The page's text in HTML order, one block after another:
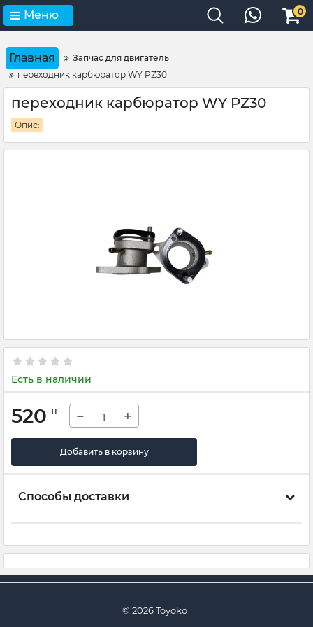
Меню 0
Главная
Запчас для двигатель
переходник карбюратор WY PZ30
переходник карбюратор WY PZ30
Опис:
Есть в наличии
520 тг − +
Добавить в корзину
Способы доставки
© 2026 Toyoko